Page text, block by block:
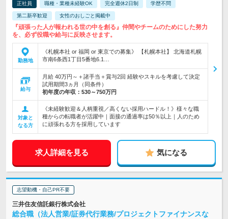
正社員 職種・業種未経験OK 完全週休2日制 学歴不問
第二新卒歓迎 女性のおしごと掲載中
『頑張った人が報われる世の中を創る』仲間やチームのためにした努力
を、必ず役職や給与に反映させます。
勤務地
《札幌本社 or 福岡 or 東京での募集》 【札幌本社】 北海道札幌
市南6条西1丁目5番地6.1…
給与
月給 40万円～＋諸手当＋賞与2回 経験やスキルを考慮して決定
試用期間3ヵ月（同条件）
初年度の年収： 530～750万円
対象と
なる方
《未経験歓迎＆人柄重視／高くない採用ハードル！》様々な職
種からの転職者が活躍中｜面接の通過率は50％以上｜人のため
に頑張れる方を採用しています
求人詳細を見る 気になる
志望動機・自己PR不要
三井住友信託銀行株式会社
総合職（法人営業/証券代行業務/プロジェクトファイナンスな